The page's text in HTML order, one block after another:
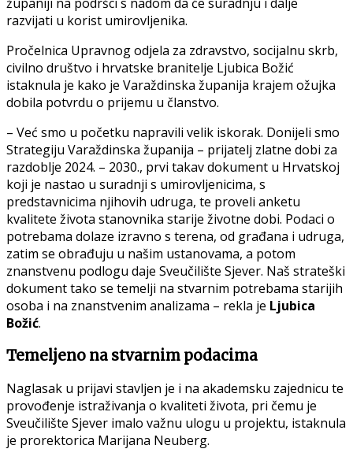
razvijati u korist umirovljenika.
Pročelnica Upravnog odjela za zdravstvo, socijalnu skrb,
civilno društvo i hrvatske branitelje Ljubica Božić
istaknula je kako je Varaždinska županija krajem ožujka
dobila potvrdu o prijemu u članstvo.
– Već smo u početku napravili velik iskorak. Donijeli smo
Strategiju Varaždinska županija – prijatelj zlatne dobi za
razdoblje 2024. – 2030., prvi takav dokument u Hrvatskoj
koji je nastao u suradnji s umirovljenicima, s
predstavnicima njihovih udruga, te proveli anketu
kvalitete života stanovnika starije životne dobi. Podaci o
potrebama dolaze izravno s terena, od građana i udruga,
zatim se obrađuju u našim ustanovama, a potom
znanstvenu podlogu daje Sveučilište Sjever. Naš strateški
dokument tako se temelji na stvarnim potrebama starijih
osoba i na znanstvenim analizama – rekla je Ljubica
Božić.
Temeljeno na stvarnim podacima
Naglasak u prijavi stavljen je i na akademsku zajednicu te
provođenje istraživanja o kvaliteti života, pri čemu je
Sveučilište Sjever imalo važnu ulogu u projektu, istaknula
je prorektorica Marijana Neuberg.